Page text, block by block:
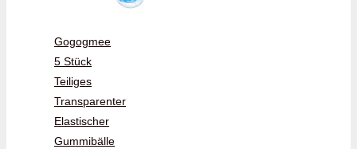
Gogogmee
5 Stück
Teiliges
Transparenter
Elastischer
Gummibälle